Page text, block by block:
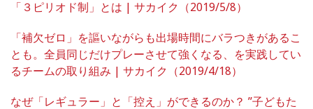
「３ピリオド制」とは | サカイク（2019/5/8）
「補欠ゼロ」を謳いながらも出場時間にバラつきがあるこ
とも。全員同じだけプレーさせて強くなる、を実践してい
るチームの取り組み | サカイク（2019/4/18）
なぜ「レギュラー」と「控え」ができるのか？ ”子どもた